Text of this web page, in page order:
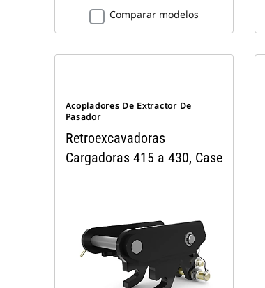
Comparar modelos
Acopladores De Extractor De
Pasador
Retroexcavadoras
Cargadoras 415 a 430, Case